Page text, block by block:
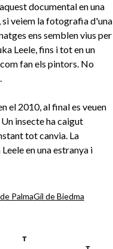
documental en una
veiem la fotografia d'una
ens semblen vius per
Leele, fins i tot en un
fan els pintors. No
el 2010, al final es veuen
insecte ha caigut
tot canvia. La
en una estranya i
PalmaGil de Biedma